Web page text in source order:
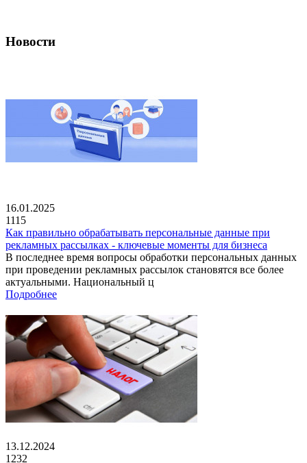
Новости
16.01.2025
1115
Как правильно обрабатывать персональные данные при
рекламных рассылках - ключевые моменты для бизнеса
В последнее время вопросы обработки персональных данных
при проведении рекламных рассылок становятся все более
актуальными. Национальный ц
Подробнее
13.12.2024
1232